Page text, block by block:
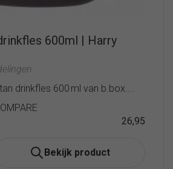
600ml | Harry
drinkfles 600 ml van b.box....
26,95
Bekijk product